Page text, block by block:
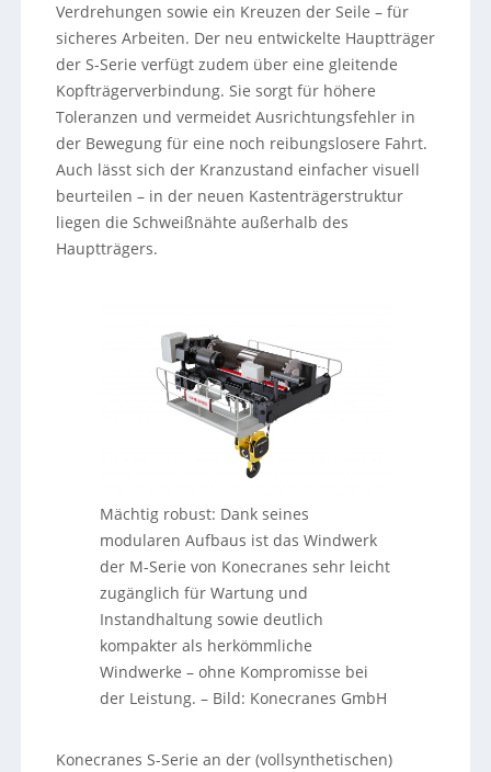
Verdrehungen sowie ein Kreuzen der Seile – für
sicheres Arbeiten. Der neu entwickelte Hauptträger
der S-Serie verfügt zudem über eine gleitende
Kopfträgerverbindung. Sie sorgt für höhere
Toleranzen und vermeidet Ausrichtungsfehler in
der Bewegung für eine noch reibungslosere Fahrt.
Auch lässt sich der Kranzustand einfacher visuell
beurteilen – in der neuen Kastenträgerstruktur
liegen die Schweißnähte außerhalb des
Hauptträgers.
Mächtig robust: Dank seines
modularen Aufbaus ist das Windwerk
der M-Serie von Konecranes sehr leicht
zugänglich für Wartung und
Instandhaltung sowie deutlich
kompakter als herkömmliche
Windwerke – ohne Kompromisse bei
der Leistung. – Bild: Konecranes GmbH
Konecranes S-Serie an der (vollsynthetischen)